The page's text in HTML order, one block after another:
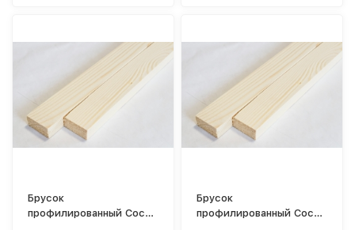
Брусок
профилированный Сосна
Брусок
профилированный Сосна